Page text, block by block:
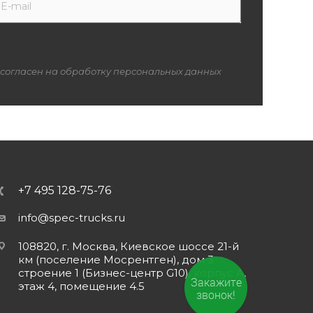
на обработку персональных данных
+7 495 128-75-76
info@spec-trucks.ru
108820, г. Москва, Киевское шоссе 21-й
км (поселение Мосрентген), дом 3
строение 1 (Бизнес-центр G10), корпус А,
этаж 4, помещение 4.5
Закажите
звонок!